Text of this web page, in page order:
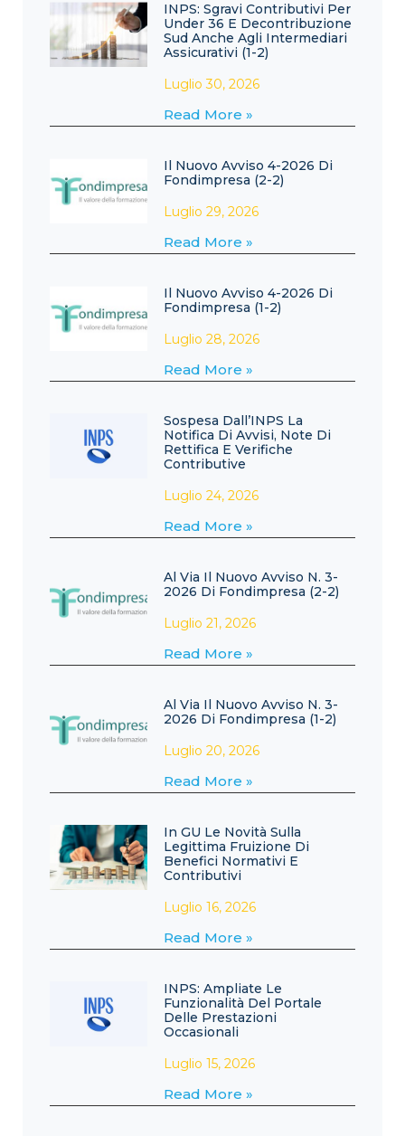
INPS: Sgravi Contributivi Per
Under 36 E Decontribuzione
Sud Anche Agli Intermediari
Assicurativi (1-2)
Luglio 30, 2026
Read More »
Il Nuovo Avviso 4-2026 Di
Fondimpresa (2-2)
Luglio 29, 2026
Read More »
Il Nuovo Avviso 4-2026 Di
Fondimpresa (1-2)
Luglio 28, 2026
Read More »
Sospesa Dall’INPS La
Notifica Di Avvisi, Note Di
Rettifica E Verifiche
Contributive
Luglio 24, 2026
Read More »
Al Via Il Nuovo Avviso N. 3-
2026 Di Fondimpresa (2-2)
Luglio 21, 2026
Read More »
Al Via Il Nuovo Avviso N. 3-
2026 Di Fondimpresa (1-2)
Luglio 20, 2026
Read More »
In GU Le Novità Sulla
Legittima Fruizione Di
Benefici Normativi E
Contributivi
Luglio 16, 2026
Read More »
INPS: Ampliate Le
Funzionalità Del Portale
Delle Prestazioni
Occasionali
Luglio 15, 2026
Read More »